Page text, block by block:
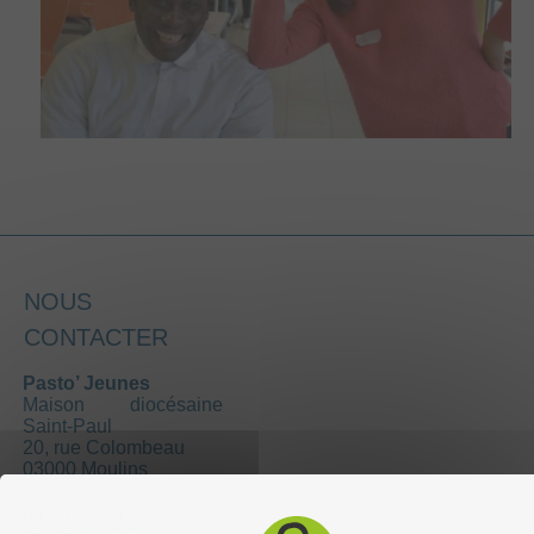
NOUS
CONTACTER
Pasto’ Jeunes
Maison diocésaine
Saint-Paul
20, rue Colombeau
03000 Moulins